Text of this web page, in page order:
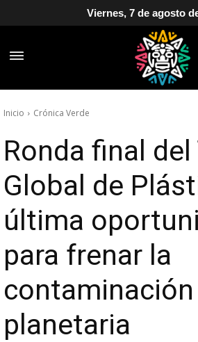
Viernes, 7 de agosto
Inicio Crónica Verde
Ronda final
Global de
última
para frenar la
contaminación
planetaria